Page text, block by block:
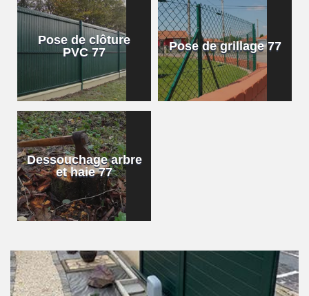
Pose de clôture
PVC 77
Pose de grillage 77
Dessouchage arbre
et haie 77